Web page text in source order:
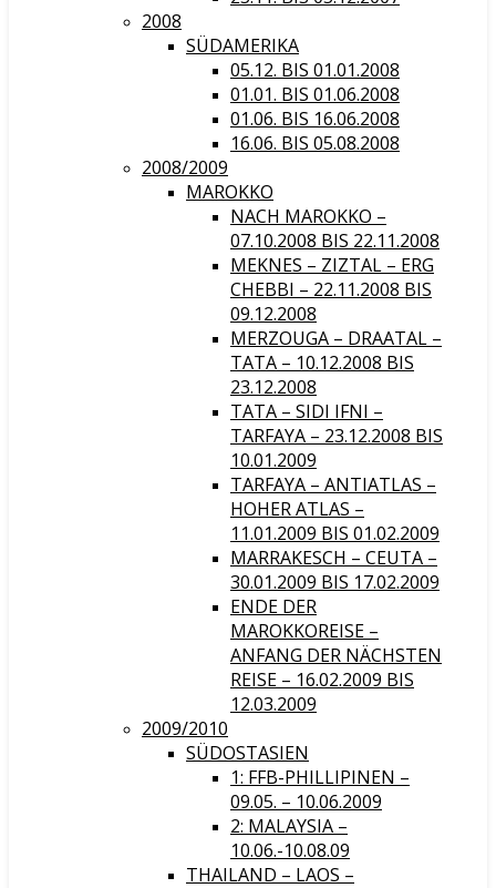
2008
SÜDAMERIKA
05.12. BIS 01.01.2008
01.01. BIS 01.06.2008
01.06. BIS 16.06.2008
16.06. BIS 05.08.2008
2008/2009
MAROKKO
NACH MAROKKO –
07.10.2008 BIS 22.11.2008
MEKNES – ZIZTAL – ERG
CHEBBI – 22.11.2008 BIS
09.12.2008
MERZOUGA – DRAATAL –
TATA – 10.12.2008 BIS
23.12.2008
TATA – SIDI IFNI –
TARFAYA – 23.12.2008 BIS
10.01.2009
TARFAYA – ANTIATLAS –
HOHER ATLAS –
11.01.2009 BIS 01.02.2009
MARRAKESCH – CEUTA –
30.01.2009 BIS 17.02.2009
ENDE DER
MAROKKOREISE –
ANFANG DER NÄCHSTEN
REISE – 16.02.2009 BIS
12.03.2009
2009/2010
SÜDOSTASIEN
1: FFB-PHILLIPINEN –
09.05. – 10.06.2009
2: MALAYSIA –
10.06.-10.08.09
THAILAND – LAOS –